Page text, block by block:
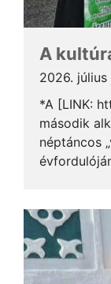
A
2026. július
*A [LINK:
második
néptáncos